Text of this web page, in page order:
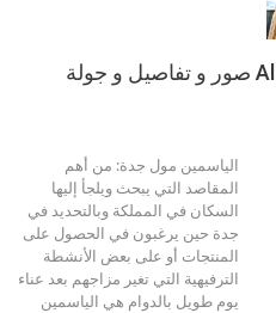
الياسمين مول Al Yasmin Mall صور و تفاصيل و جولة
الياسمين مول جدة: من أهم
المقاصد التي يبحث ويلجأ إليها
السكان في المملكة وبالتحديد في
جدة حين يرغبون في الحصول على
المنتجات أو على بعض الأنشطة
الترفيهية التي تغير مزاجهم بعد عناء
يوم طويل بالدوام هي الياسمين